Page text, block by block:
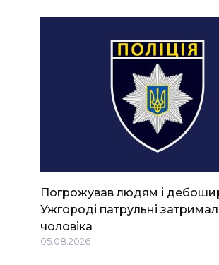
Погрожував людям і
Ужгороді патрульні
чоловіка
05.08.2026